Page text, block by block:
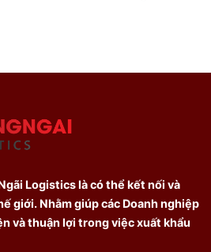
Logistics là có thể kết nối và
giới. Nhằm giúp các Doanh nghiệp
và thuận lợi trong việc xuất khẩu